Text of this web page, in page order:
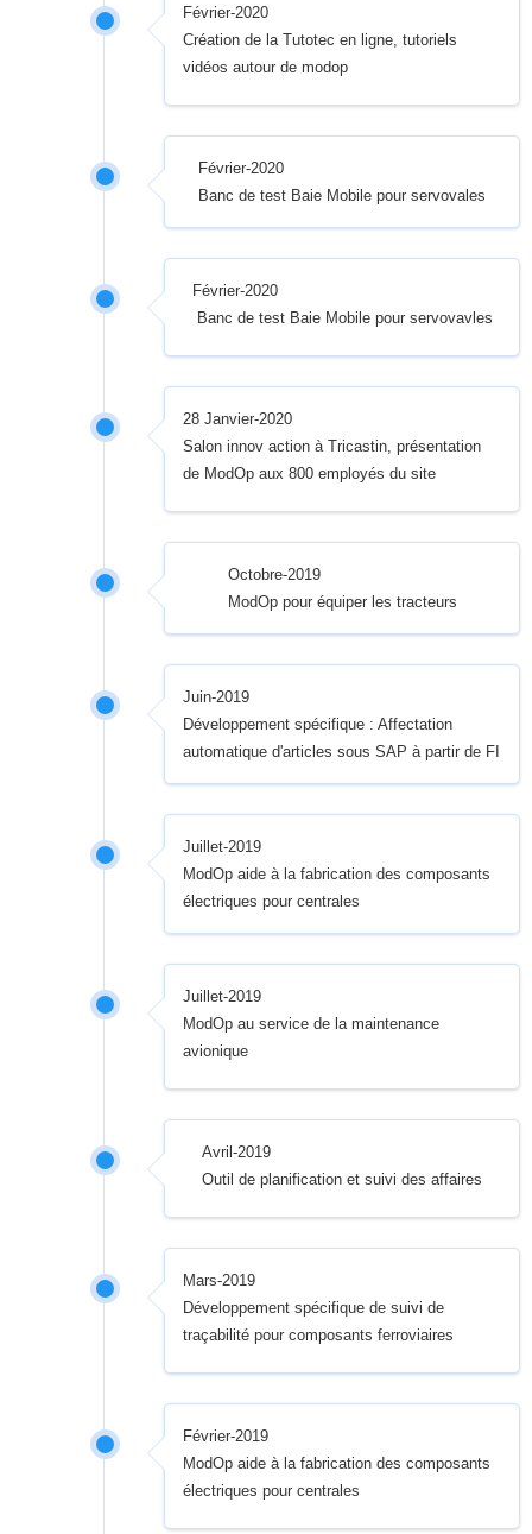
Février-2020
Création de la Tutotec en ligne, tutoriels
vidéos autour de modop
Février-2020
Banc de test Baie Mobile pour servovales
Février-2020
Banc de test Baie Mobile pour servovavles
28 Janvier-2020
Salon innov action à Tricastin, présentation
de ModOp aux 800 employés du site
Octobre-2019
ModOp pour équiper les tracteurs
Juin-2019
Développement spécifique : Affectation
automatique d'articles sous SAP à partir de FI
Juillet-2019
ModOp aide à la fabrication des composants
électriques pour centrales
Juillet-2019
ModOp au service de la maintenance
avionique
Avril-2019
Outil de planification et suivi des affaires
Mars-2019
Développement spécifique de suivi de
traçabilité pour composants ferroviaires
Février-2019
ModOp aide à la fabrication des composants
électriques pour centrales